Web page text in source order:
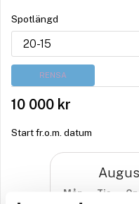
Spotlängd
RENSA
10 000 kr
Start fr.o.m. datum
Mån Tis